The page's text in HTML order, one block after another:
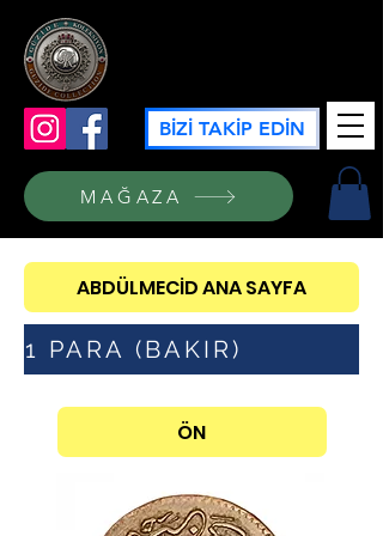
BİZİ TAKİP EDİN
MAĞAZA
ABDÜLMECİD ANA SAYFA
1 PARA (BAKIR)
ÖN